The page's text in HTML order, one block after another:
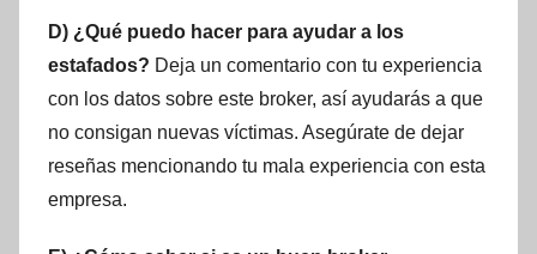
D) ¿Qué puedo hacer para ayudar a los
estafados? Deja un comentario con tu experiencia
con los datos sobre este broker, así ayudarás a que
no consigan nuevas víctimas. Asegúrate de dejar
reseñas mencionando tu mala experiencia con esta
empresa.